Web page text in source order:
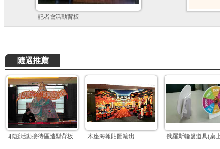
記者會活動背板
隨選推薦
耶誕活動接待區造型背板 木座海報貼圖輸出 俄羅斯輪盤道具(桌